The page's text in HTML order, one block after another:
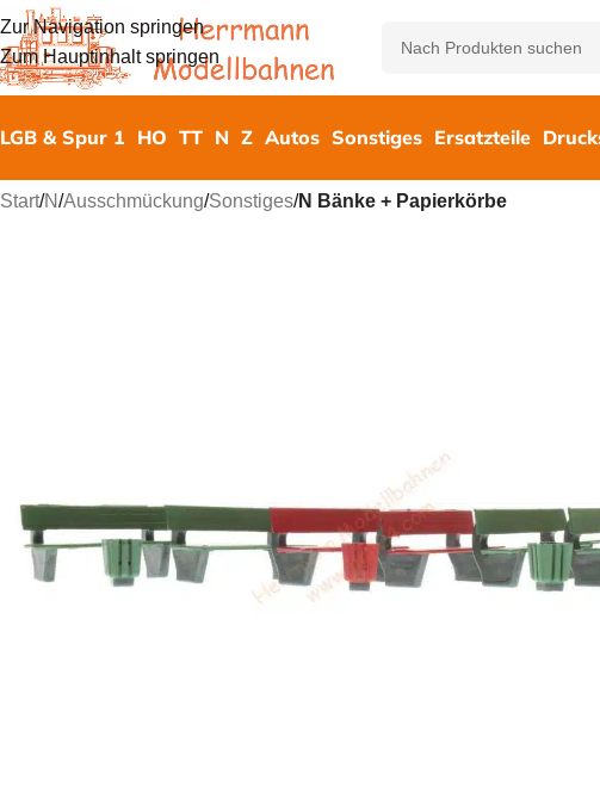
Zur Navigation springen
Zum Hauptinhalt springen
LGB & Spur 1 HO TT N Z Autos Sonstiges Ersatzteile
Start/N/Ausschmückung/Sonstiges/N Bänke + Papierkörbe